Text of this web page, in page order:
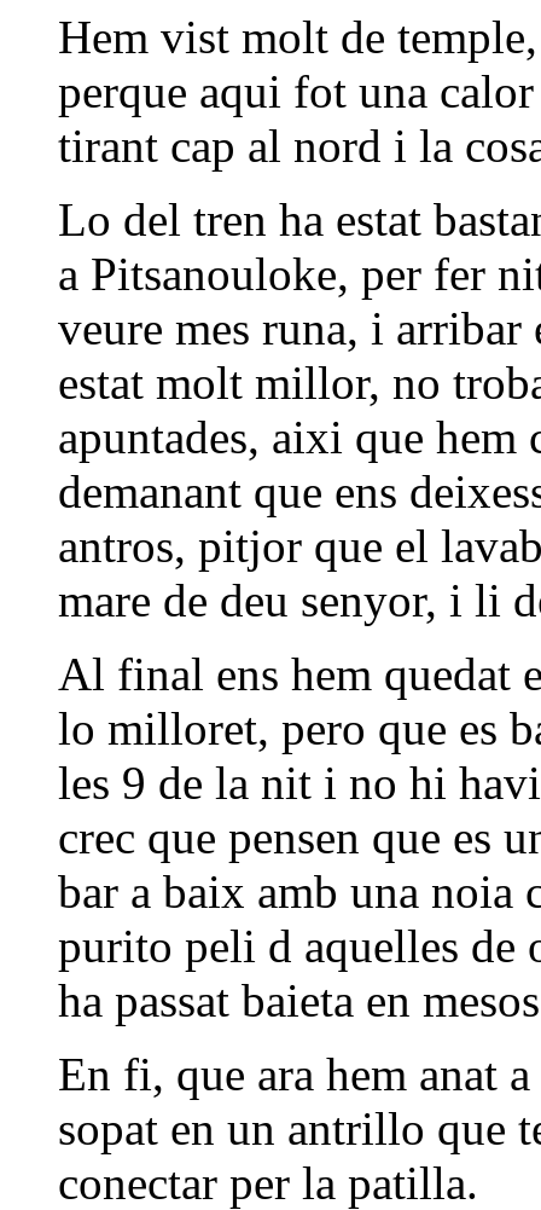
Hem vist molt de
perque aqui fot una
tirant cap al nord i la
Lo del tren ha estat
a Pitsanouloke, per fer
veure mes runa, i arribar
estat molt millor, no
apuntades, aixi que hem
demanant que ens
antros, pitjor que el
mare de deu senyor, i li
Al final ens hem quedat
lo milloret, pero que es
les 9 de la nit i no hi
crec que pensen que es
bar a baix amb una noia
purito peli d aquelles de
ha passat baieta en
En fi, que ara hem anat
sopat en un antrillo que
conectar per la patilla.